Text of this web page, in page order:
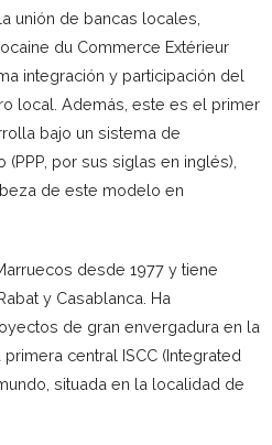
unión de bancas locales,
du Commerce Extérieur
integración y participación del
local. Además, este es el primer
bajo un sistema de
por sus siglas en inglés),
de este modelo en
desde 1977 y tiene
y Casablanca. Ha
de gran envergadura en la
central ISCC (Integrated
situada en la localidad de